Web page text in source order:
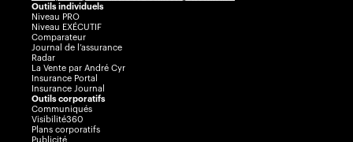
Outils individuels
Niveau PRO
Niveau EXÉCUTIF
Comparateur
Journal de l’assurance
Radar
La Vente par André Cyr
Insurance Portal
Insurance Journal
Outils corporatifs
Communiqués
Visibilité360
Plans corporatifs